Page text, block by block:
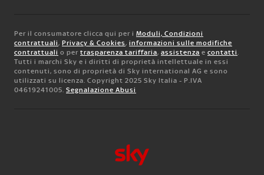
Per il consumatore clicca qui per i Moduli, Condizioni
contrattuali, Privacy & Cookies, informazioni sulle modifiche
contrattuali o per trasparenza tariffaria, assistenza e contatti.
Tutti i marchi Sky e i diritti di proprietà intellettuale in essi
contenuti, sono di proprietà di Sky international AG e sono
utilizzati su licenza. Copyright 2025 Sky Italia - P.IVA
04619241005. Segnalazione Abusi